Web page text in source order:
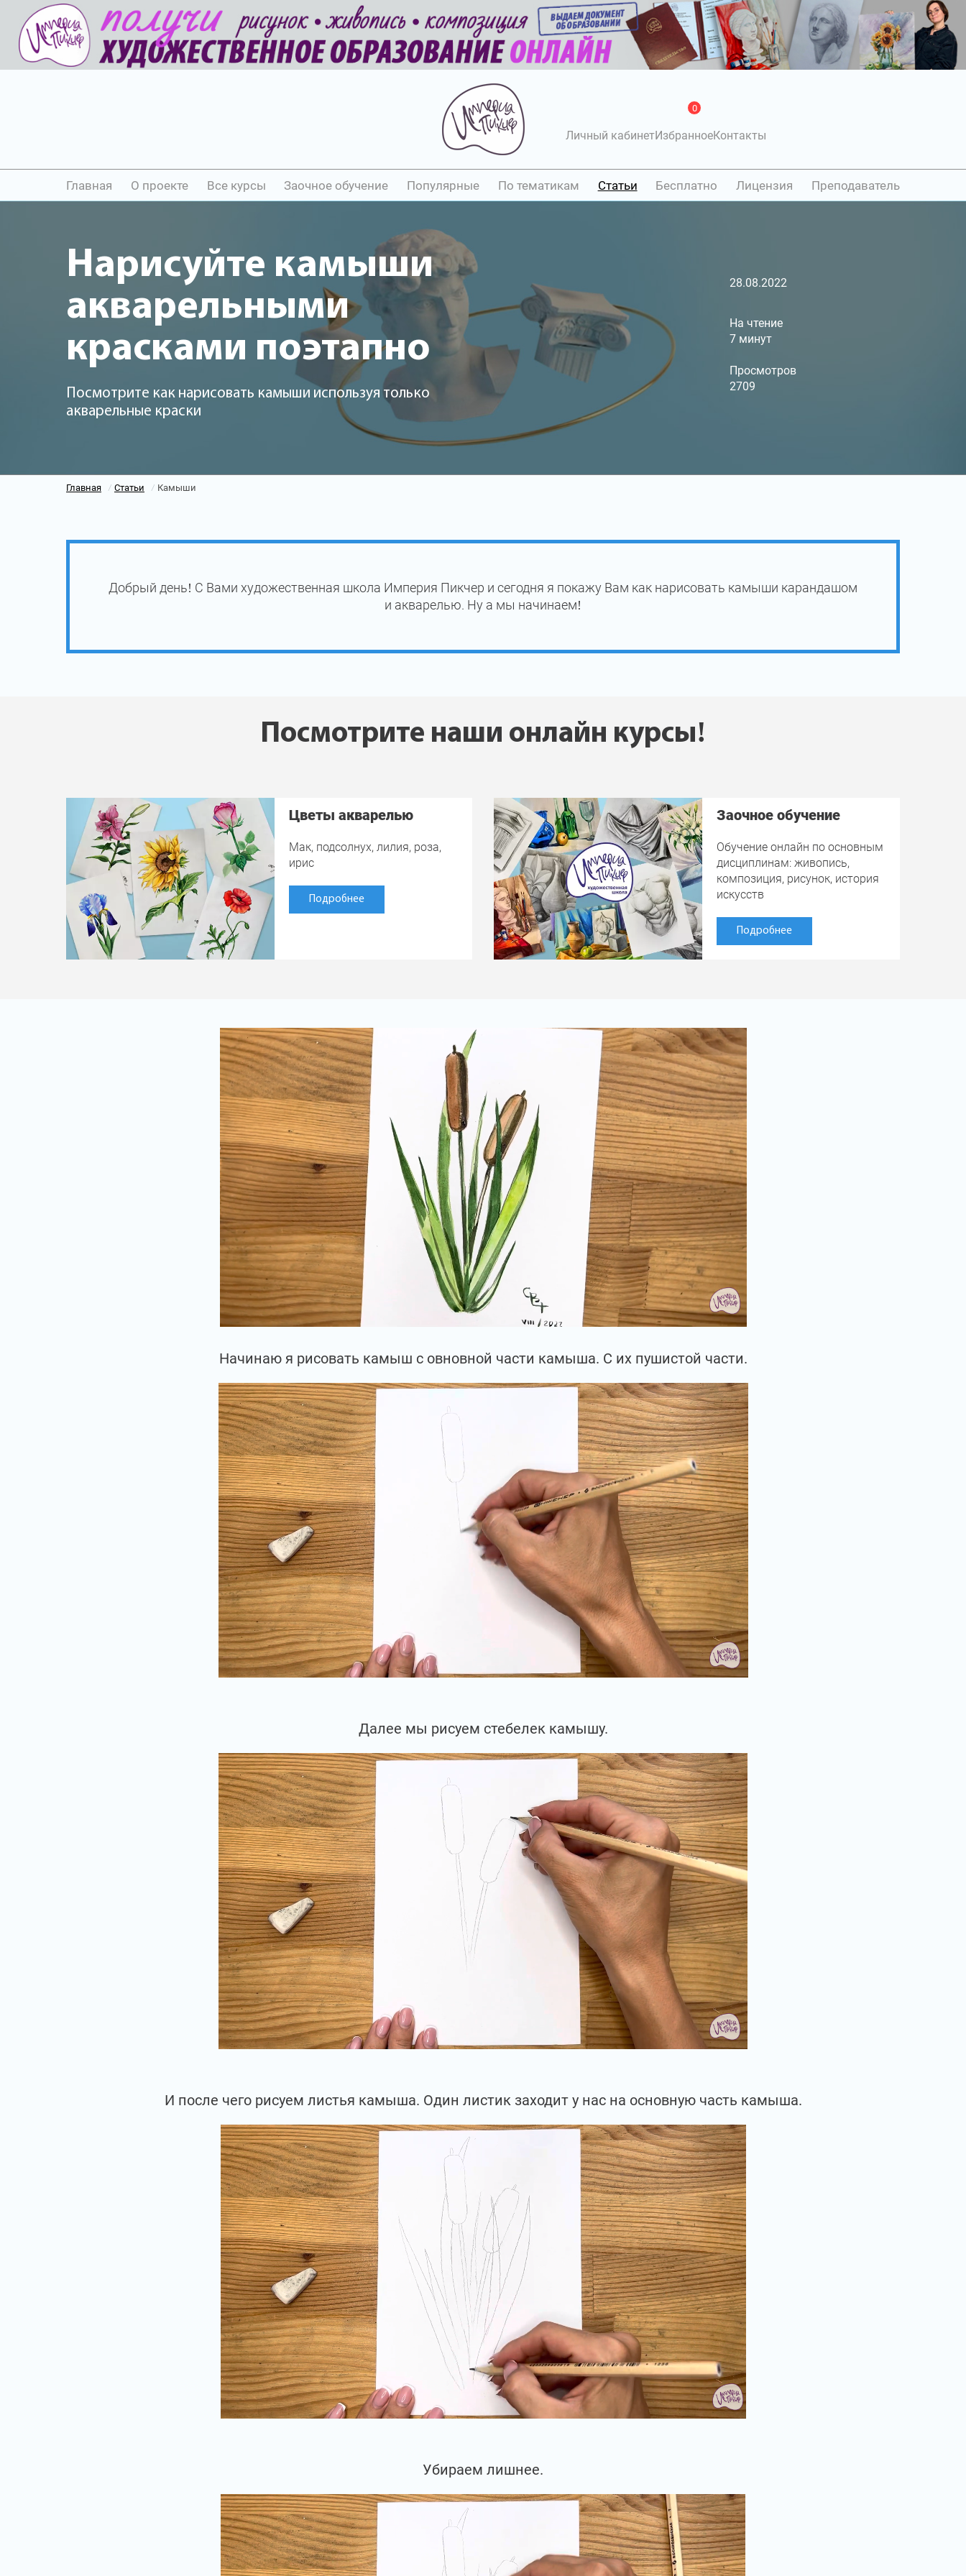
Личный кабинетИзбранное
0
Контакты
Главная О проекте Все курсы Заочное обучение Популярные По тематикам Статьи Бесплатно Лицензия Преподаватель
Нарисуйте камыши
акварельными
красками поэтапно
Посмотрите как нарисовать камыши используя только
акварельные краски
28.08.2022
На чтение
7 минут
Просмотров
2709
Главная / Статьи / Камыши
Добрый день! С Вами художественная школа Империя Пикчер и сегодня я покажу Вам как нарисовать камыши карандашом
и акварелью. Ну а мы начинаем!
Посмотрите наши онлайн курсы!
Цветы акварелью
Мак, подсолнух, лилия, роза,
ирис
Подробнее
Заочное обучение
Обучение онлайн по основным
дисциплинам: живопись,
композиция, рисунок, история
искусств
Подробнее
Начинаю я рисовать камыш с овновной части камыша. С их пушистой части.
Далее мы рисуем стебелек камышу.
И после чего рисуем листья камыша. Один листик заходит у нас на основную часть камыша.
Убираем лишнее.